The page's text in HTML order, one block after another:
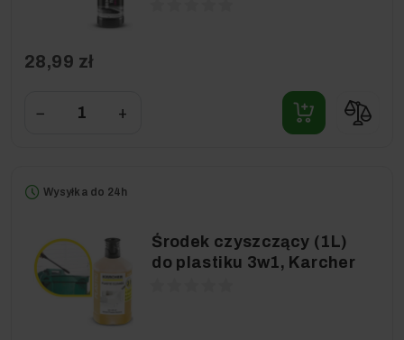
28,99 zł
− +
Wysyłka do 24h
Środek czyszczący (1L)
do plastiku 3w1, Karcher